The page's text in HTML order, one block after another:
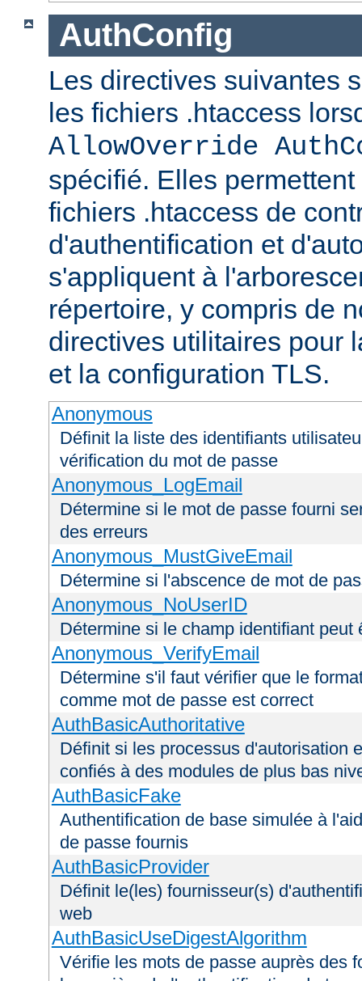
AuthConfig
Les directives suivantes
les fichiers .htaccess
AllowOverride
spécifié. Elles
fichiers .htaccess de
d'authentification et
s'appliquent à
répertoire, y compris de
directives utilitaires pour
et la configuration TLS.
Anonymous
Définit la liste des identifiants
vérification du mot de passe
Anonymous_LogEmail
Détermine si le mot de passe fourni
des erreurs
Anonymous_MustGiveEmail
Détermine si l'abscence de mot de
Anonymous_NoUserID
Détermine si le champ identifiant peut
Anonymous_VerifyEmail
Détermine s'il faut vérifier que le
comme mot de passe est correct
AuthBasicAuthoritative
Définit si les processus d'autorisation
confiés à des modules de plus bas
AuthBasicFake
Authentification de base simulée à
de passe fournis
AuthBasicProvider
Définit le(les) fournisseur(s)
web
AuthBasicUseDigestAlgorithm
Vérifie les mots de passe auprès des